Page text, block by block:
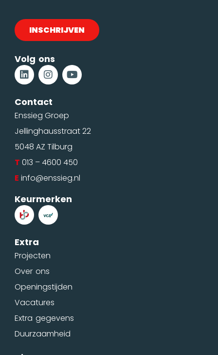
Volg ons
Contact
Enssieg Groep
Jellinghausstraat 22
5048 AZ Tilburg
T 013 – 4600 450
E info@enssieg.nl
Keurmerken
Extra
Projecten
Over ons
Openingstijden
Vacatures
Extra gegevens
Duurzaamheid